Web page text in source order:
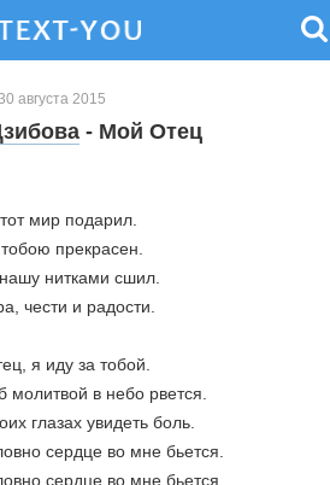
августа 2015
- Мой Отец
мир подарил.
прекрасен.
нитками сшил.
чести и радости.
я иду за тобой.
молитвой в небо рвется.
глазах увидеть боль.
сердце во мне бьется.
сердце во мне бьется.